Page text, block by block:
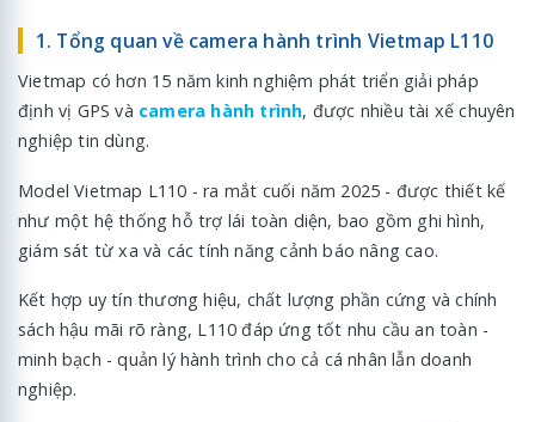
1. Tổng quan về camera hành trình Vietmap L110
Vietmap có hơn 15 năm kinh nghiệm phát triển giải pháp
định vị GPS và camera hành trình, được nhiều tài xế chuyên
nghiệp tin dùng.
Model Vietmap L110 - ra mắt cuối năm 2025 - được thiết kế
như một hệ thống hỗ trợ lái toàn diện, bao gồm ghi hình,
giám sát từ xa và các tính năng cảnh báo nâng cao.
Kết hợp uy tín thương hiệu, chất lượng phần cứng và chính
sách hậu mãi rõ ràng, L110 đáp ứng tốt nhu cầu an toàn -
minh bạch - quản lý hành trình cho cả cá nhân lẫn doanh
nghiệp.